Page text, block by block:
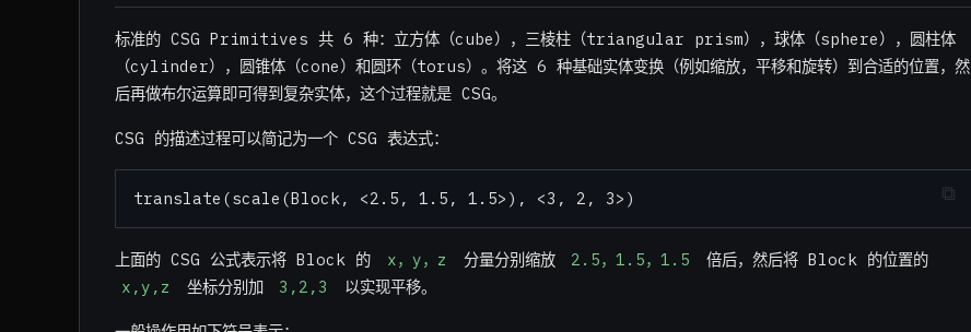
标准的 CSG Primitives 共 6 种：立方体（cube），三棱柱（triangular prism），球体（sphere），圆柱体
（cylinder），圆锥体（cone）和圆环（torus）。将这 6 种基础实体变换（例如缩放，平移和旋转）到合适的位置，然
后再做布尔运算即可得到复杂实体，这个过程就是 CSG。
CSG 的描述过程可以简记为一个 CSG 表达式：
上面的 CSG 公式表示将 Block 的 x，y，z 分量分别缩放 2.5，1.5，1.5
倍后，然后将 Block 的位置的
x,y,z
坐标分别加 3,2,3 以实现平移。